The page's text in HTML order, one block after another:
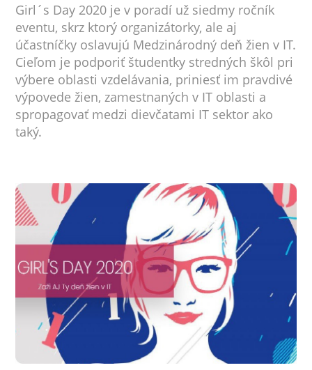
Girl´s Day 2020 je v poradí už siedmy ročník
eventu, skrz ktorý organizátorky, ale aj
účastníčky oslavujú Medzinárodný deň žien v IT.
Cieľom je podporiť študentky stredných škôl pri
výbere oblasti vzdelávania, priniesť im pravdivé
výpovede žien, zamestnaných v IT oblasti a
spropagovať medzi dievčatami IT sektor ako
taký.